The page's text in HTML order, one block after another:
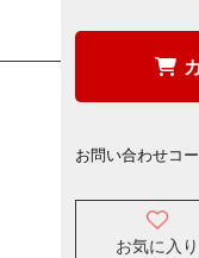
お気に入り
お問い合わせコー